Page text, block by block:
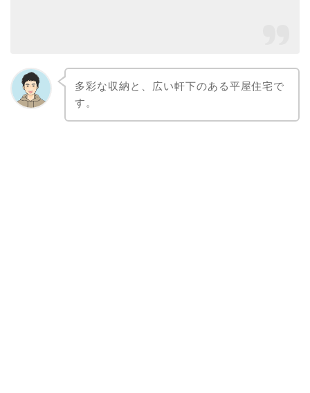
多彩な収納と、広い軒下のある平屋住宅で
す。